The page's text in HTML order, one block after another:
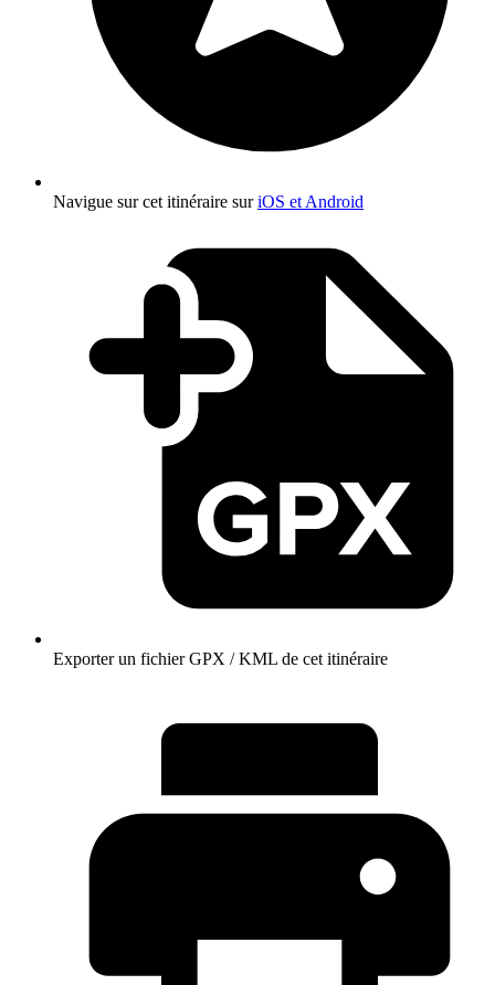
Navigue sur cet itinéraire suriOS et Android
Exporter un fichier GPX / KML de cet itinéraire